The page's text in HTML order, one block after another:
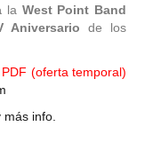
la West Point Band
Aniversario de los
(oferta temporal)
más info.